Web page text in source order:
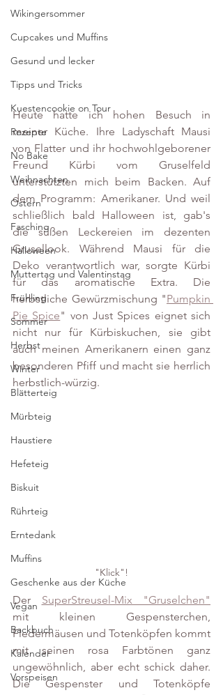
Wikingersommer
Cupcakes und Muffins
Gesund und lecker
Tipps und Tricks
Kuestencookie on Tour
Rezepte
No Bake
Weihnachten
Ostern
Fasching
Halloween
Muttertag und Valentinstag
Frühling
Sommer
Herbst
Winter
Blätterteig
Mürbteig
Haustiere
Hefeteig
Biskuit
Rührteig
Erntedank
Muffins
Geschenke aus der Küche
Vegan
Backbuch
Kalender
Vorspeisen
Heute hatte ich hohen Besuch in
meiner Küche. Ihre Ladyschaft Mausi
von Flatter und ihr hochwohlgeborener
Freund Kürbi vom Gruselfeld
unterstützten mich beim Backen. Auf
dem Programm: Amerikaner. Und weil
schließlich bald Halloween ist, gab's
die süßen Leckereien im dezenten
Grusellook. Während Mausi für die
Deko verantwortlich war, sorgte Kürbi
für das aromatische Extra. Die
herbstliche Gewürzmischung "Pumpkin
Pie Spice" von Just Spices eignet sich
nicht nur für Kürbiskuchen, sie gibt
auch meinen Amerikanern einen ganz
besonderen Pfiff und macht sie herrlich
herbstlich-würzig.
"Klick"!
Der SuperStreusel-Mix "Gruselchen"
mit kleinen Gespensterchen,
Fledermäusen und Totenköpfen kommt
mit seinen rosa Farbtönen ganz
ungewöhnlich, aber echt schick daher.
Die Gespenster und Totenköpfe